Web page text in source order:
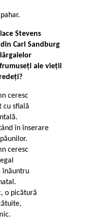
Stevens
Carl Sandburg
ale vieții
ceresc
cu sfială
în înserare
ceresc
înăuntru
o picătură